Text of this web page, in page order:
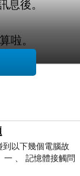
息後。
啦。
可獲得最新
以下幾個電腦故
、 記憶體接觸問